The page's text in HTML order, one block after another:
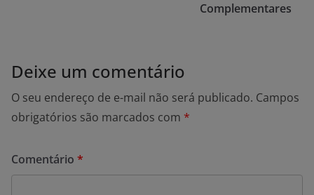
Complementares
Deixe um comentário
O seu endereço de e-mail não será publicado. Campos
obrigatórios são marcados com *
Comentário *